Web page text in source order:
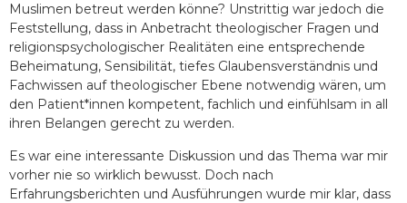
Muslimen betreut werden könne? Unstrittig war jedoch die
Feststellung, dass in Anbetracht theologischer Fragen und
religionspsychologischer Realitäten eine entsprechende
Beheimatung, Sensibilität, tiefes Glaubensverständnis und
Fachwissen auf theologischer Ebene notwendig wären, um
den Patient*innen kompetent, fachlich und einfühlsam in all
ihren Belangen gerecht zu werden.
Es war eine interessante Diskussion und das Thema war mir
vorher nie so wirklich bewusst. Doch nach
Erfahrungsberichten und Ausführungen wurde mir klar, dass